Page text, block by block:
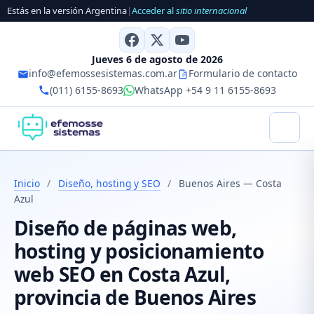
Estás en la versión Argentina|Acceder alsitio internacional
Jueves 6 de agosto de 2026
info@efemossesistemas.com.ar
Formulario de contacto
(011) 6155-8693
WhatsApp +54 9 11 6155-8693
Inicio / Diseño, hosting y SEO /
Buenos Aires — Costa
Azul
Diseño de páginas web,
hosting y posicionamiento
web SEO en Costa Azul,
provincia de Buenos Aires